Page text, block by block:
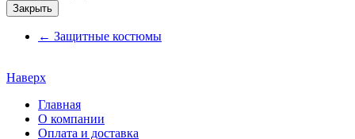
Закрыть
← Защитные костюмы
Наверх
Главная
О компании
Оплата и доставка